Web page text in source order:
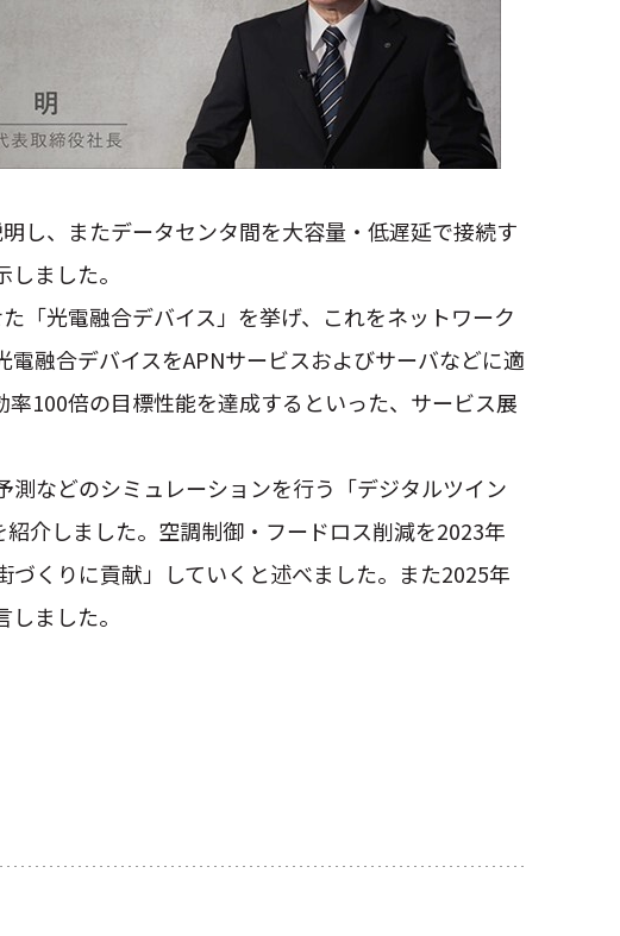
し、またデータセンタ間を大容量・低遅延で接続す
ました。
「光電融合デバイス」を挙げ、これをネットワーク
融合デバイスをAPNサービスおよびサーバなどに適
100倍の目標性能を達成するといった、サービス展
などのシミュレーションを行う「デジタルツイン
介しました。空調制御・フードロス削減を2023年
くりに貢献」していくと述べました。また2025年
ました。